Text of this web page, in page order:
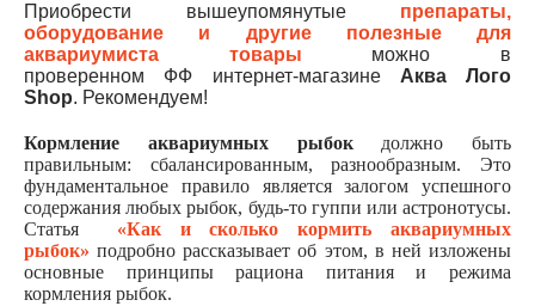
Приобрести вышеупомянутые препараты,
оборудование и другие полезные для
аквариумиста товары можно в
проверенном ФФ интернет-магазине Аква Лого
Shop. Рекомендуем!
Кормление аквариумных рыбокдолжно быть
правильным: сбалансированным, разнообразным. Это
фундаментальное правило является залогом успешного
содержания любых рыбок, будь-то гуппи или астронотусы.
Статья «Как и сколько кормить аквариумных
рыбок» подробно рассказывает об этом, в ней изложены
основные принципы рациона питания и режима
кормления рыбок.